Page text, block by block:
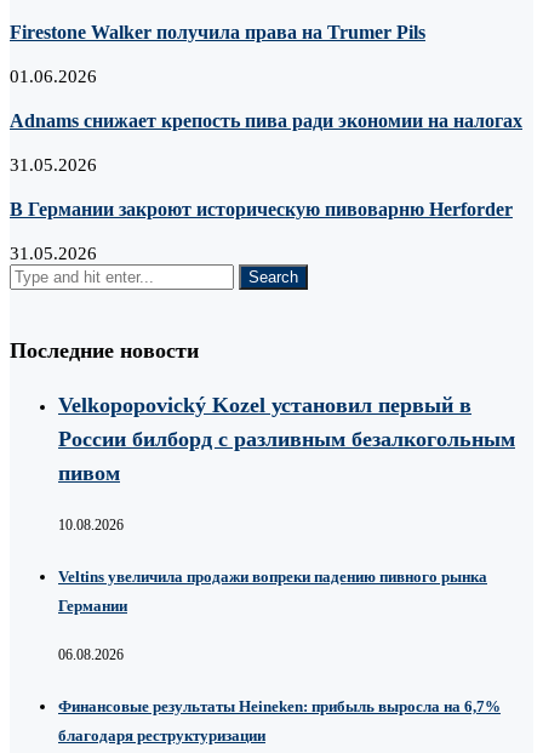
Firestone Walker получила права на Trumer Pils
01.06.2026
Adnams снижает крепость пива ради экономии на налогах
31.05.2026
В Германии закроют историческую пивоварню Herforder
31.05.2026
Последние новости
Velkopopovický Kozel установил первый в
России билборд с разливным безалкогольным
пивом
10.08.2026
Veltins увеличила продажи вопреки падению пивного рынка
Германии
06.08.2026
Финансовые результаты Heineken: прибыль выросла на 6,7%
благодаря реструктуризации